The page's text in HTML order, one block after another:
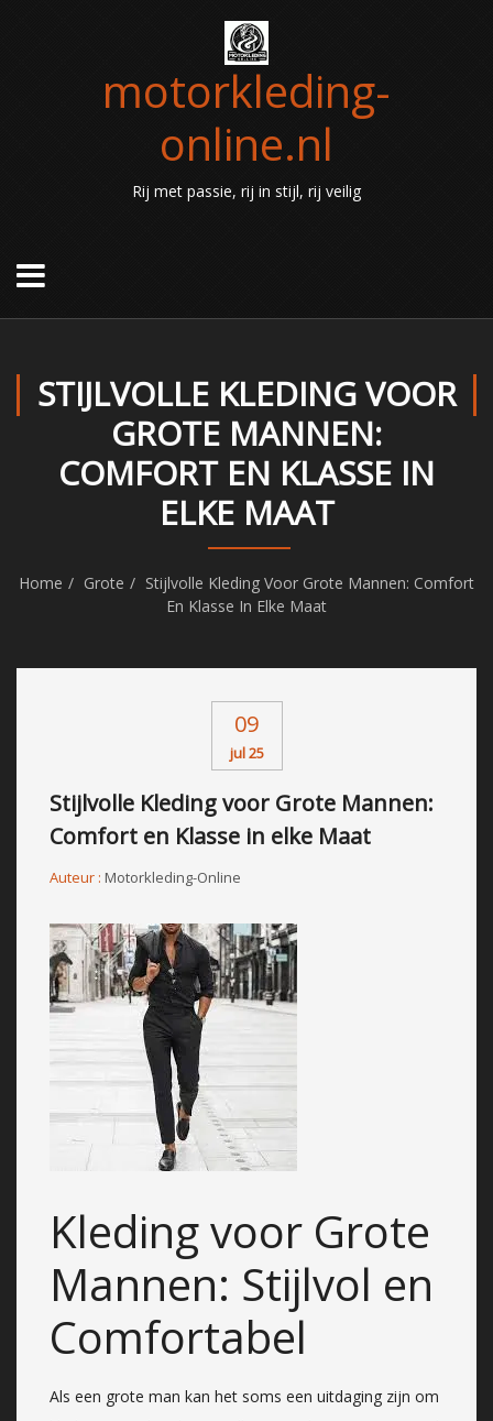
motorkleding-
online.nl
Rij met passie, rij in stijl, rij veilig
STIJLVOLLE KLEDING VOOR
GROTE MANNEN:
COMFORT EN KLASSE IN
ELKE MAAT
Home Grote
Stijlvolle Kleding Voor Grote Mannen: Comfort
En Klasse In Elke Maat
09
jul 25
Stijlvolle Kleding voor Grote Mannen:
Comfort en Klasse in elke Maat
Auteur : Motorkleding-Online
Kleding voor Grote
Mannen: Stijlvol en
Comfortabel
Als een grote man kan het soms een uitdaging zijn om